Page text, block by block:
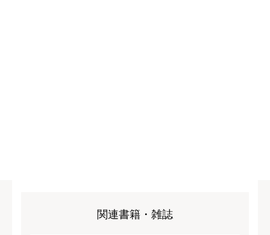
関連書籍・雑誌